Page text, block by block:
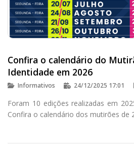
Confira o calendário do
Identidade em 2026
Informativos 24/12/2025 17:01
Foram 10 edições realizadas em
Confira o calendário dos mutirões de